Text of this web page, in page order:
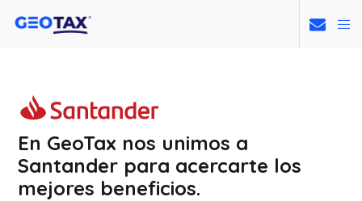
En GeoTax nos unimos a
Santander para acercarte los
mejores beneficios.